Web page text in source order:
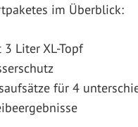
im Überblick:
Liter XL-Topf
für 4